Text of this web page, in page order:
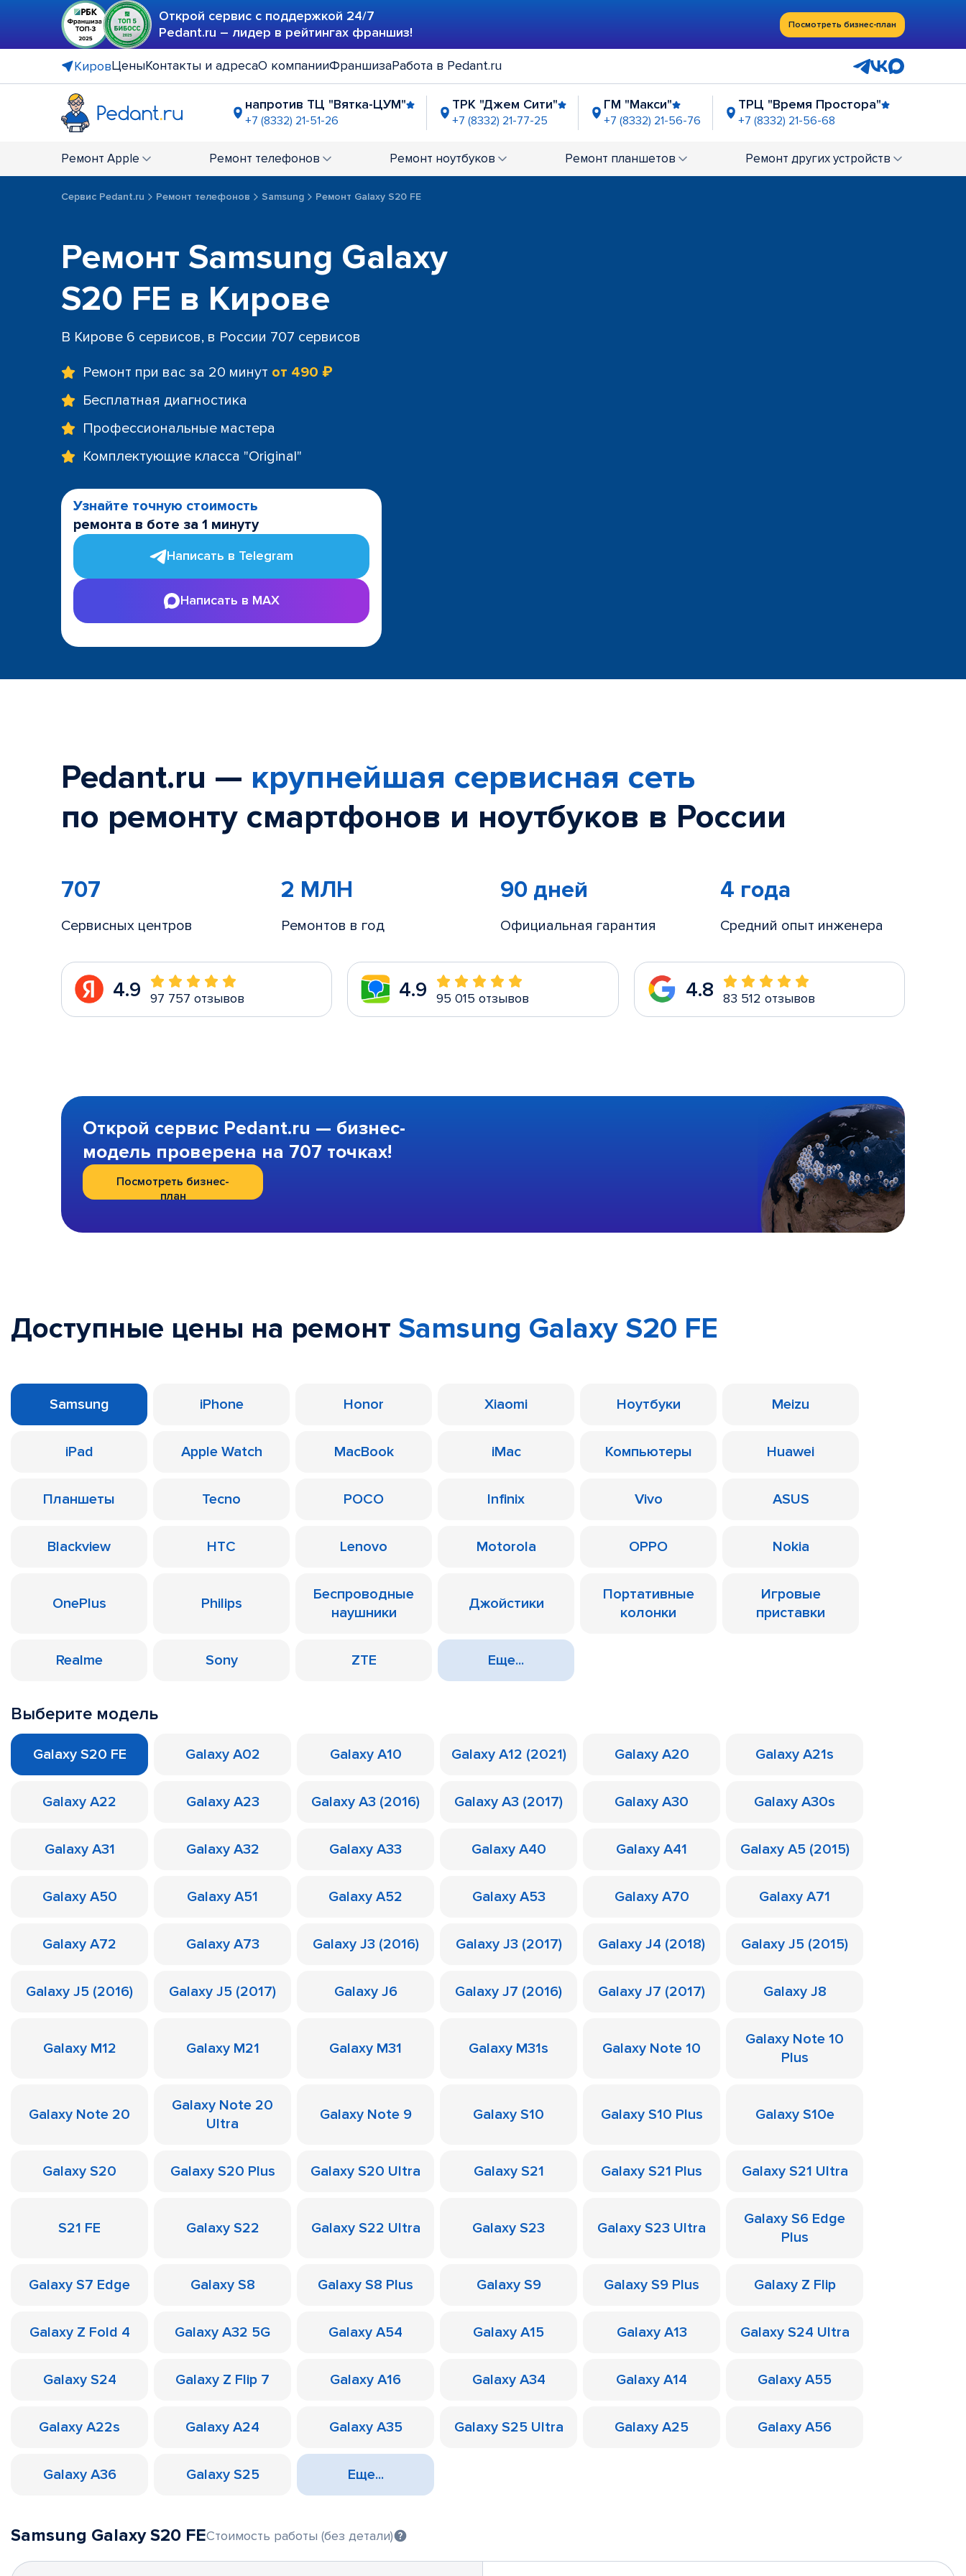
Открой сервис с поддержкой 24/7
Pedant.ru – лидер в рейтингах франшиз!
Посмотреть бизнес-план
КировЦеныКонтакты и адресаО компанииФраншизаРабота в Pedant.ru
напротив ТЦ "Вятка-ЦУМ"
+7 (8332) 21-51-26
ТРК "Джем Сити"
+7 (8332) 21-77-25
ГМ "Макси"
+7 (8332) 21-56-76
ТРЦ "Время Простора"
+7 (8332) 21-56-68
+7 (8332) 21-11-80 +7 (8332) 21-10-91
Ремонт Apple Ремонт телефонов Ремонт ноутбуков Ремонт планшетов Ремонт других устройств
Сервис Pedant.ru Ремонт телефонов Samsung Ремонт Galaxy S20 FE
Ремонт Samsung Galaxy
S20 FE в Кирове
В Кирове 6 сервисов, в России 707 сервисов
Ремонт при вас за 20 минут от 490 ₽
Бесплатная диагностика
Профессиональные мастера
Комплектующие класса "Original"
Узнайте точную стоимость
ремонта в боте за 1 минуту
Написать в Telegram
Написать в MAX
Pedant.ru — крупнейшая сервисная сеть
по ремонту смартфонов и ноутбуков в России
707
Сервисных центров
2 МЛН
Ремонтов в год
90 дней
Официальная гарантия
4 года
Средний опыт инженера
4.9 97 757 отзывов 4.9 95 015 отзывов 4.8 83 512 отзывов
Открой сервис Pedant.ru — бизнес-
модель проверена на 707 точках!
Посмотреть бизнес-
план
Доступные цены на ремонт Samsung Galaxy S20 FE
Samsung iPhone Honor Xiaomi Ноутбуки Meizu
iPad Apple Watch MacBook iMac Компьютеры Huawei
Планшеты Tecno POCO Infinix Vivo ASUS
Blackview HTC Lenovo Motorola OPPO Nokia
OnePlus Philips
Беспроводные
наушники
Джойстики
Портативные
колонки
Игровые
приставки
Realme Sony ZTE Еще...
Выберите модель
Galaxy S20 FE Galaxy A02 Galaxy A10 Galaxy A12 (2021) Galaxy A20 Galaxy A21s
Galaxy A22 Galaxy A23 Galaxy A3 (2016) Galaxy A3 (2017) Galaxy A30 Galaxy A30s
Galaxy A31 Galaxy A32 Galaxy A33 Galaxy A40 Galaxy A41 Galaxy A5 (2015)
Galaxy A50 Galaxy A51 Galaxy A52 Galaxy A53 Galaxy A70 Galaxy A71
Galaxy A72 Galaxy A73 Galaxy J3 (2016) Galaxy J3 (2017) Galaxy J4 (2018) Galaxy J5 (2015)
Galaxy J5 (2016) Galaxy J5 (2017) Galaxy J6 Galaxy J7 (2016) Galaxy J7 (2017) Galaxy J8
Galaxy M12 Galaxy M21 Galaxy M31 Galaxy M31s Galaxy Note 10
Galaxy Note 10
Plus
Galaxy Note 20
Galaxy Note 20
Ultra
Galaxy Note 9 Galaxy S10 Galaxy S10 Plus Galaxy S10e
Galaxy S20 Galaxy S20 Plus Galaxy S20 Ultra Galaxy S21 Galaxy S21 Plus Galaxy S21 Ultra
S21 FE Galaxy S22 Galaxy S22 Ultra Galaxy S23 Galaxy S23 Ultra
Galaxy S6 Edge
Plus
Galaxy S7 Edge Galaxy S8 Galaxy S8 Plus Galaxy S9 Galaxy S9 Plus Galaxy Z Flip
Galaxy Z Fold 4 Galaxy A32 5G Galaxy A54 Galaxy A15 Galaxy A13 Galaxy S24 Ultra
Galaxy S24 Galaxy Z Flip 7 Galaxy A16 Galaxy A34 Galaxy A14 Galaxy A55
Galaxy A22s Galaxy A24 Galaxy A35 Galaxy S25 Ultra Galaxy A25 Galaxy A56
Galaxy A36 Galaxy S25 Еще...
Samsung Galaxy S20 FEСтоимость работы (без детали)